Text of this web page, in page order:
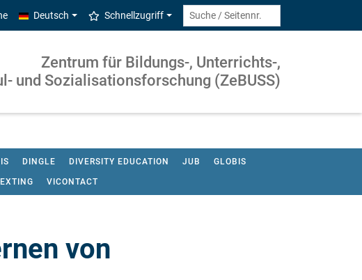
Deutsch Schnellzugriff
Zentrum für Bildungs-, Unterrichts-,
und Sozialisationsforschung (ZeBUSS)
DINGLE DIVERSITY EDUCATION JUB GLOBIS
VICONTACT
von